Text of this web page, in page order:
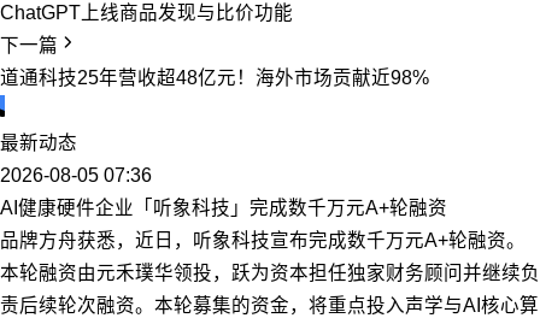
ChatGPT上线商品发现与比价功能
下一篇
道通科技25年营收超48亿元！海外市场贡献近98%
最新动态
2026-08-05 07:36
AI健康硬件企业「听象科技」完成数千万元A+轮融资
品牌方舟获悉，近日，听象科技宣布完成数千万元A+轮融资。
本轮融资由元禾璞华领投，跃为资本担任独家财务顾问并继续负
责后续轮次融资。本轮募集的资金，将重点投入声学与AI核心算